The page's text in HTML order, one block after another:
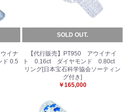
イナ
ド 0.5
SOLD OUT.
【代行販売】PT950 アウイナイ
ト 0.16ct ダイヤモンド 0.80ct
リング[日本宝石科学協会ソーティン
グ付き]
￥165,000